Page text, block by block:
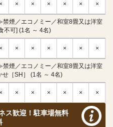
× × × × × × ×
煙／エコノミー／和室8畳又は洋室
不可] (1名 ～ 4名)
× × × × × × ×
煙／エコノミー／和室8畳又は洋室
せ［SH］ (1名 ～ 4名)
× × × × × × ×
ス歓迎！駐車場無料